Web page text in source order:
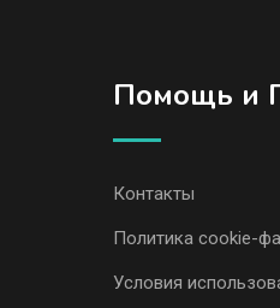
Помощь и
Контакты
Политика cookie-
Условия